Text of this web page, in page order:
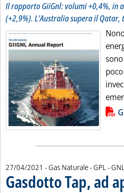
Il rapporto GiiGnl: volumi +0,4%, in
(+2,9%). L'Australia supera il Qatar,
Lista allegati PDF alla
27/04/2021 - Gas Naturale - GPL -
Gasdotto Tap, ad